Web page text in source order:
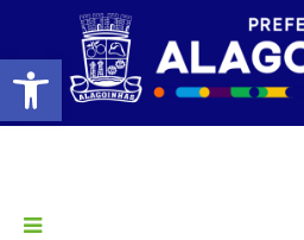
Barra de Ferramentas Aberta